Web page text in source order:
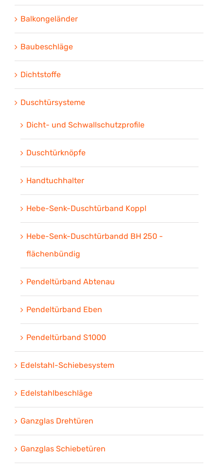
Balkongeländer
Baubeschläge
Dichtstoffe
Duschtürsysteme
Dicht- und Schwallschutzprofile
Duschtürknöpfe
Handtuchhalter
Hebe-Senk-Duschtürband Koppl
Hebe-Senk-Duschtürbandd BH 250 -
flächenbündig
Pendeltürband Abtenau
Pendeltürband Eben
Pendeltürband S1000
Edelstahl-Schiebesystem
Edelstahlbeschläge
Ganzglas Drehtüren
Ganzglas Schiebetüren